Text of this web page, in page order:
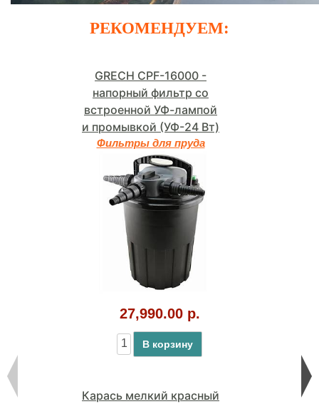
РЕКОМЕНДУЕМ:
GRECH CPF-16000 -
напорный фильтр со
встроенной УФ-лампой
и промывкой (УФ-24 Вт)
Фильтры для пруда
27,990.00 р.
В корзину
Карась мелкий красный